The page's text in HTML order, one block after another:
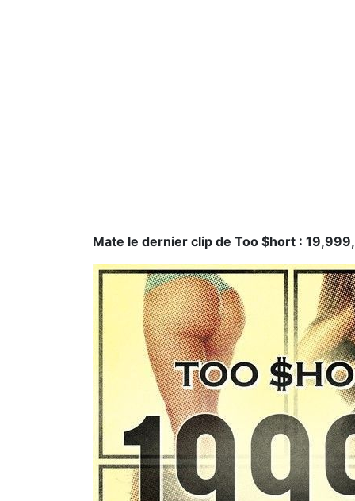
Mate le dernier clip de Too $hort :